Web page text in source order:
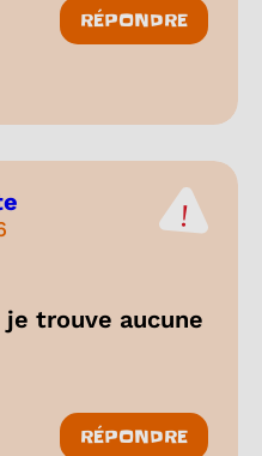
réactions
RÉPONDRE
trouve aucune
RÉPONDRE